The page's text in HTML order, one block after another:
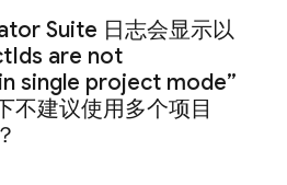
Suite 日志会显示以
Ids are not
single project mode”
不建议使用多个项目